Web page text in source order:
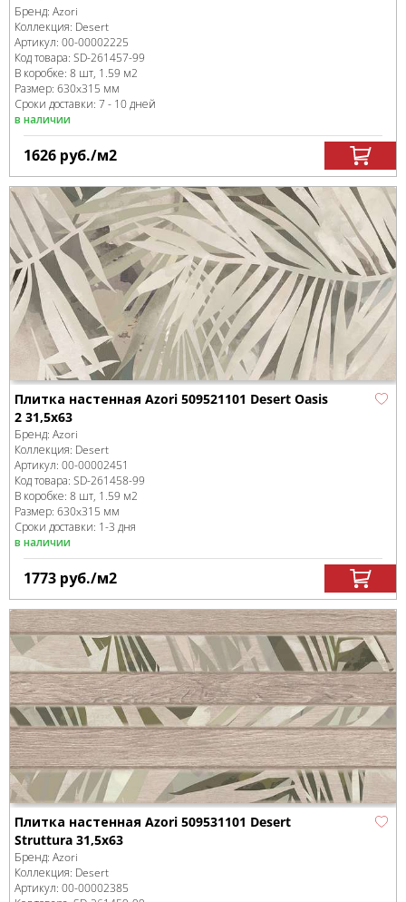
Бренд: Azori
Коллекция: Desert
Артикул: 00-00002225
Код товара: SD-261457-99
В коробке: 8 шт, 1.59 м2
Размер: 630x315 мм
Сроки доставки: 7 - 10 дней
в наличии
1626 руб./м2
Плитка настенная Azori 509521101 Desert Oasis
2 31,5x63
Бренд: Azori
Коллекция: Desert
Артикул: 00-00002451
Код товара: SD-261458-99
В коробке: 8 шт, 1.59 м2
Размер: 630x315 мм
Сроки доставки: 1-3 дня
в наличии
1773 руб./м2
Плитка настенная Azori 509531101 Desert
Struttura 31,5x63
Бренд: Azori
Коллекция: Desert
Артикул: 00-00002385